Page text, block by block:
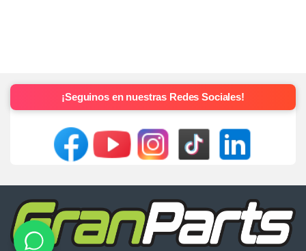
¡Seguinos en nuestras Redes Sociales!